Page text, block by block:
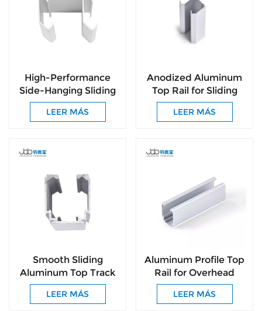
High-Performance
Side-Hanging Sliding
System Aluminum
Track for Wood Doors
LEER MÁS
Anodized Aluminum
Top Rail for Sliding
Hanging Doors –
Custom Roller Profiles
LEER MÁS
Smooth Sliding
Aluminum Top Track
for Wooden Wardrobe
& Cabinet Doors
LEER MÁS
Aluminum Profile Top
Rail for Overhead
Sliding Doors –
Durable Aluminum
LEER MÁS